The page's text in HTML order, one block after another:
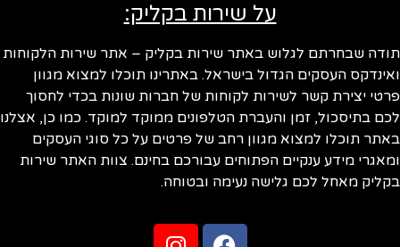
על שירות בקליק:
שבחרתם לגלוש באתר שירות בקליק – אתר שירות הלקוחות
העסקים הגדול בישראל. באתרינו תוכלו למצוא מגוון
יצירת קשר לשירות לקוחות של חברות שונות בכדי לחסוך
בתיסכול, זמן והעברת הטלפונים ממוקד למוקד. כמו כן, אצלנו
תוכלו למצוא מגוון רחב של פרטים על כל סוגי העסקים
מידע ענקיים הפתוחים עבורכם בחינם. צוות האתר שירות
מאחל לכם גלישה נעימה ובטוחה.